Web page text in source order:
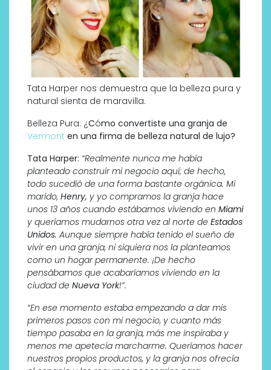
Tata Harper nos demuestra que la belleza pura y
natural sienta de maravilla.
Belleza Pura: ¿Cómo convertiste una granja de
Vermont en una firma de belleza natural de lujo?
Tata Harper: “Realmente nunca me había
planteado construir mi negocio aquí; de hecho,
todo sucedió de una forma bastante orgánica. Mi
marido, Henry, y yo compramos la granja hace
unos 13 años cuando estábamos viviendo en Miami
y queríamos mudarnos otra vez al norte de Estados
Unidos. Aunque siempre había tenido el sueño de
vivir en una granja, ni siquiera nos la planteamos
como un hogar permanente. ¡De hecho
pensábamos que acabaríamos viviendo en la
ciudad de Nueva York!”.
“En ese momento estaba empezando a dar mis
primeros pasos con mi negocio, y cuanto más
tiempo pasaba en la granja, más me inspiraba y
menos me apetecía marcharme. Queríamos hacer
nuestros propios productos, y la granja nos ofrecía